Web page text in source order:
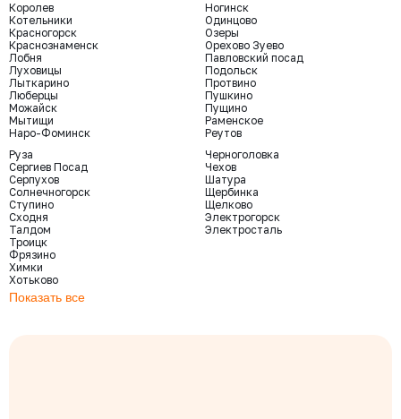
Королев
Котельники
Красногорск
Краснознаменск
Лобня
Луховицы
Лыткарино
Люберцы
Можайск
Мытищи
Наро-Фоминск
Ногинск
Одинцово
Озеры
Орехово Зуево
Павловский посад
Подольск
Протвино
Пушкино
Пущино
Раменское
Реутов
Руза
Сергиев Посад
Серпухов
Солнечногорск
Ступино
Сходня
Талдом
Троицк
Фрязино
Химки
Хотьково
Черноголовка
Чехов
Шатура
Щербинка
Щелково
Электрогорск
Электросталь
Показать все